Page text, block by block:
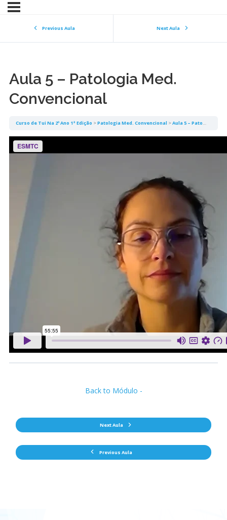
Previous Aula Next Aula
Aula 5 – Patologia Med.
Convencional
Curso de Tui Na 2º Ano 1ª Edição Patologia Med. Convencional Aula 5 – Patologia Med. Convencional
Previous Aula
Back to Módulo -
Next Aula